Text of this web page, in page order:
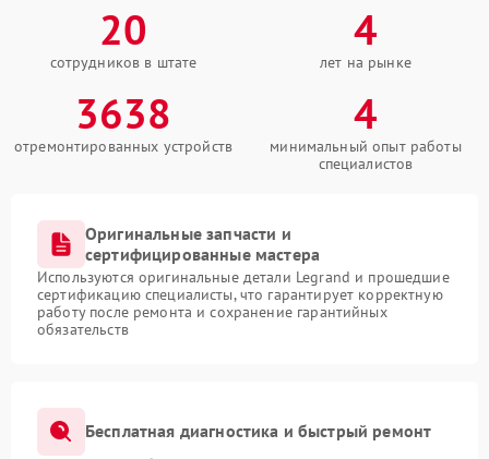
20
сотрудников в штате
4
лет на рынке
3638
отремонтированных устройств
4
минимальный опыт работы
специалистов
Оригинальные запчасти и
сертифицированные мастера
Используются оригинальные детали Legrand и прошедшие
сертификацию специалисты, что гарантирует корректную
работу после ремонта и сохранение гарантийных
обязательств
Бесплатная диагностика и быстрый ремонт